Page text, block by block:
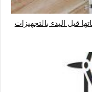
قبل البدء بالتجهيزات